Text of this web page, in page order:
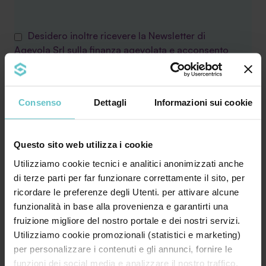
Consenso Dettagli Informazioni sui cookie
Questo sito web utilizza i cookie
Utilizziamo cookie tecnici e analitici anonimizzati anche
di terze parti per far funzionare correttamente il sito, per
ricordare le preferenze degli Utenti. per attivare alcune
funzionalità in base alla provenienza e garantirti una
fruizione migliore del nostro portale e dei nostri servizi.
Utilizziamo cookie promozionali (statistici e marketing)
per personalizzare i contenuti e gli annunci, fornire le
funzioni dei social media e analizzare il nostro traffico.
Desidero inoltre ricevere la Newsletter di
Agevola Srl sulla finanza agevolata e acconsento
al trattamento secondo quanto specificato
nell'
Leggi le ultime news